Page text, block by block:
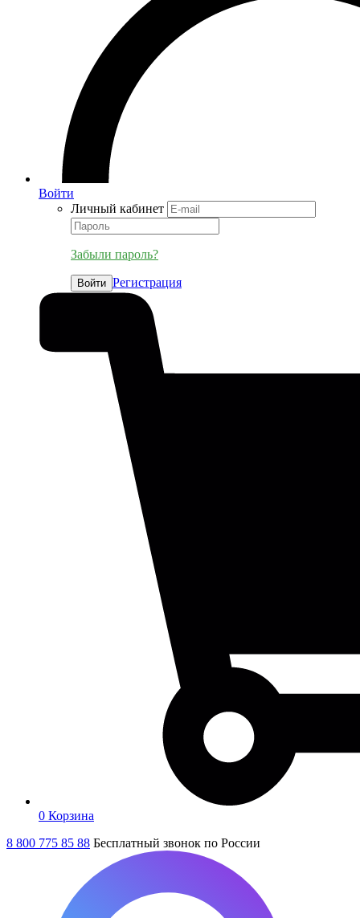
Войти
Личный кабинет
Забыли пароль?
Войти Регистрация
0 Корзина
8 800 775 85 88 Бесплатный звонок по России